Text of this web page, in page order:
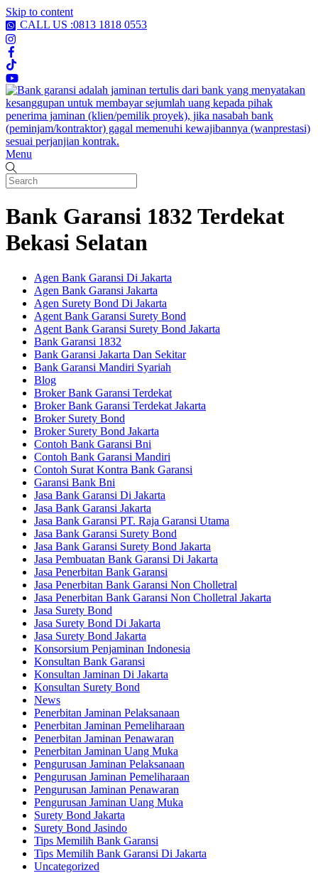
Skip to content
CALL US :0813 1818 0553
Menu
Bank Garansi 1832 Terdekat
Bekasi Selatan
Agen Bank Garansi Di Jakarta
Agen Bank Garansi Jakarta
Agen Surety Bond Di Jakarta
Agent Bank Garansi Surety Bond
Agent Bank Garansi Surety Bond Jakarta
Bank Garansi 1832
Bank Garansi Jakarta Dan Sekitar
Bank Garansi Mandiri Syariah
Blog
Broker Bank Garansi Terdekat
Broker Bank Garansi Terdekat Jakarta
Broker Surety Bond
Broker Surety Bond Jakarta
Contoh Bank Garansi Bni
Contoh Bank Garansi Mandiri
Contoh Surat Kontra Bank Garansi
Garansi Bank Bni
Jasa Bank Garansi Di Jakarta
Jasa Bank Garansi Jakarta
Jasa Bank Garansi PT. Raja Garansi Utama
Jasa Bank Garansi Surety Bond
Jasa Bank Garansi Surety Bond Jakarta
Jasa Pembuatan Bank Garansi Di Jakarta
Jasa Penerbitan Bank Garansi
Jasa Penerbitan Bank Garansi Non Cholletral
Jasa Penerbitan Bank Garansi Non Cholletral Jakarta
Jasa Surety Bond
Jasa Surety Bond Di Jakarta
Jasa Surety Bond Jakarta
Konsorsium Penjaminan Indonesia
Konsultan Bank Garansi
Konsultan Jaminan Di Jakarta
Konsultan Surety Bond
News
Penerbitan Jaminan Pelaksanaan
Penerbitan Jaminan Pemeliharaan
Penerbitan Jaminan Penawaran
Penerbitan Jaminan Uang Muka
Pengurusan Jaminan Pelaksanaan
Pengurusan Jaminan Pemeliharaan
Pengurusan Jaminan Penawaran
Pengurusan Jaminan Uang Muka
Surety Bond Jakarta
Surety Bond Jasindo
Tips Memilih Bank Garansi
Tips Memilih Bank Garansi Di Jakarta
Uncategorized